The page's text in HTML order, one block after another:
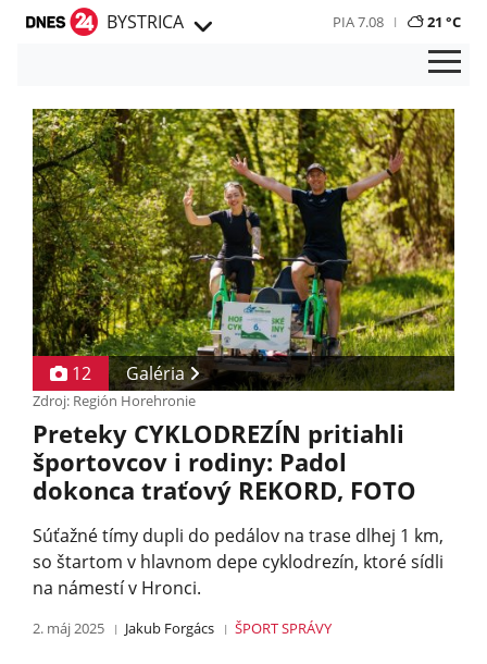
BYSTRICA PIA 7.08 21 °C
12 Galéria
Zdroj: Región Horehronie
Preteky CYKLODREZÍN pritiahli
športovcov i rodiny: Padol
dokonca traťový REKORD, FOTO
Súťažné tímy dupli do pedálov na trase dlhej 1 km,
so štartom v hlavnom depe cyklodrezín, ktoré sídli
na námestí v Hronci.
2. máj 2025 Jakub Forgács ŠPORTSPRÁVY